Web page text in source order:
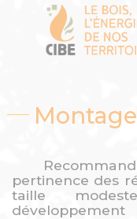
Montage
pertinence des
taille
développement